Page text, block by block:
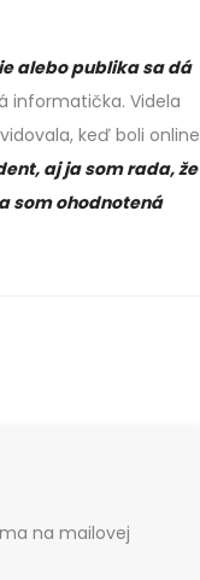
alebo publika sa dá
informatička. Videla
keď boli online
aj ja som rada, že
som ohodnotená
na mailovej